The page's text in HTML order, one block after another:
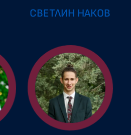
СВЕТЛИН НАКОВ